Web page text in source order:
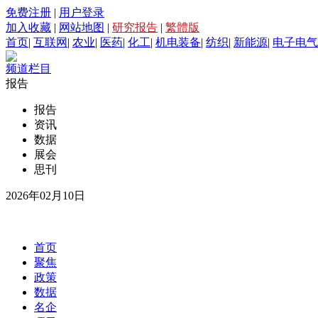
免费注册 | 用户登录
加入收藏 | 网站地图 | 研究报告 | 繁體版
首页| 互联网 | 农业| 医药| 化工| 机电装备| 纺织| 新能源| 电子电气
频道栏目
报告
报告
资讯
数据
展会
思刊
2026年02月10日
首页
聚焦
政策
数据
名企